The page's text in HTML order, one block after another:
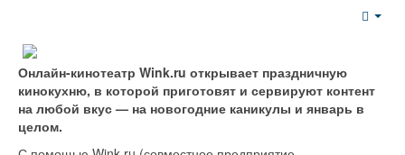
Онлайн-кинотеатр Wink.ru открывает праздничную
кинокухню, в которой приготовят и сервируют контент
на любой вкус — на новогодние каникулы и январь в
целом.